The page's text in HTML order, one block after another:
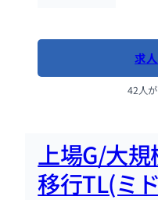
求
42人
上場G/大
移行TL(ミ